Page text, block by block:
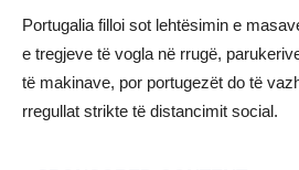
Portugalia filloi sot lehtësimin e
e tregjeve të vogla në rrugë,
të makinave, por portugezët do të
rregullat strikte të distancimit social.